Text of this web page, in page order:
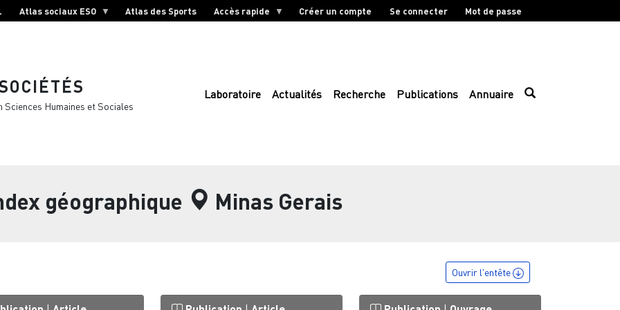
Atlas sociaux ESO Atlas des Sports Accès rapide Créer un compte Se connecter Mot de passe
Humaines et Sociales
Laboratoire Actualités Recherche Publications Annuaire
géographique Minas Gerais
Ouvrir l'entête